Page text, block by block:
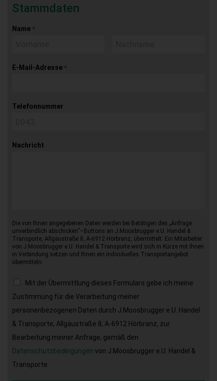
Stammdaten
Name *
E-Mail-Adresse *
Telefonnummer
Nachricht
Die von Ihnen angegebenen Daten werden bei Betätigen des „Anfrage
unverbindlich abschicken“–Buttons an J.Moosbrugger e.U. Handel &
Transporte, Allgäustraße 8, A-6912 Hörbranz, übermittelt. Ein Mitarbeiter
von J.Moosbrugger e.U. Handel & Transporte wird sich in Kürze mit Ihnen
in Verbindung setzen und Ihnen ein individuelles Transportangebot
übermitteln.
Mit der Übermittlung dieses Formulars gebe ich meine
Zustimmung für die Verarbeitung meiner
personenbezogenen Daten durch J.Moosbrugger e.U. Handel
& Transporte, Allgäustraße 8, A-6912 Hörbranz, zur
Bearbeitung meiner Anfrage, gemäß den
Datenschutzbedingungen von J.Moosbrugger e.U. Handel &
Transporte.